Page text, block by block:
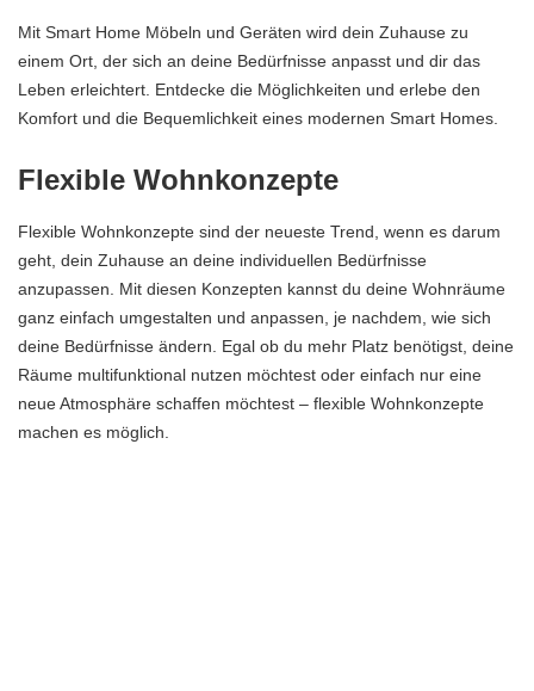
Mit Smart Home Möbeln und Geräten wird dein Zuhause zu
einem Ort, der sich an deine Bedürfnisse anpasst und dir das
Leben erleichtert. Entdecke die Möglichkeiten und erlebe den
Komfort und die Bequemlichkeit eines modernen Smart Homes.
Flexible Wohnkonzepte
Flexible Wohnkonzepte sind der neueste Trend, wenn es darum
geht, dein Zuhause an deine individuellen Bedürfnisse
anzupassen. Mit diesen Konzepten kannst du deine Wohnräume
ganz einfach umgestalten und anpassen, je nachdem, wie sich
deine Bedürfnisse ändern. Egal ob du mehr Platz benötigst, deine
Räume multifunktional nutzen möchtest oder einfach nur eine
neue Atmosphäre schaffen möchtest – flexible Wohnkonzepte
machen es möglich.